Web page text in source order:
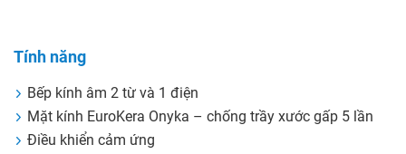
Tính năng
Bếp kính âm 2 từ và 1 điện
Mặt kính EuroKera Onyka – chống trầy xước gấp 5 lần
Điều khiển cảm ứng